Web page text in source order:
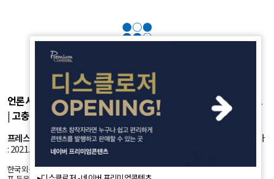
언론사소개 |개인정보취급방침|광고후원 부가서비스|기사제보
|고충처리 |청소년보호정책
프레스룸
: 서울시 강서구 공항대로 45길 25 등록번호: 서울 아53981 등록일자
: 2021.10.18 발행인: 정유란 편집인: 신한진
한국외신뉴스의 모든 콘텐츠(기사)는 저작권법의 보호를 받는바, 무단 전재, 복사, 배